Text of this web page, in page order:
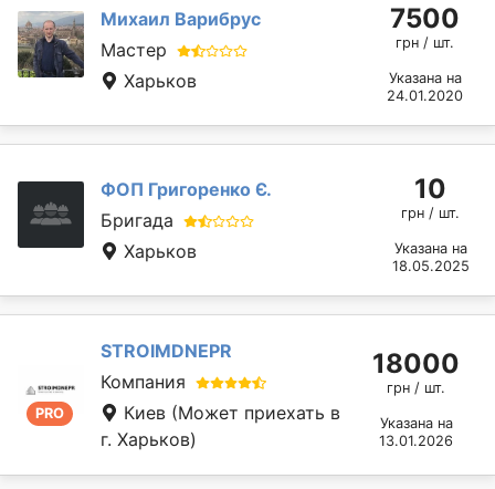
Михаил Варибрус
Мастер
Харьков
7500
грн / шт.
Указана на
24.01.2020
ФОП Григоренко Є.
Бригада
Харьков
10
грн / шт.
Указана на
18.05.2025
PRO
STROIMDNEPR
Компания
Киев (Может приехать в
г. Харьков)
18000
грн / шт.
Указана на
13.01.2026